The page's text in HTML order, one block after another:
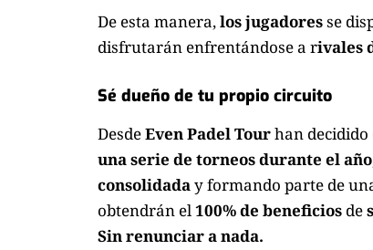
De esta manera,los jugadoresse
disfrutarán enfrentándose a rivales
Sé dueño de tu propio circuito
DesdeEven Padel Tourhan decidido
una serie de torneos durante el año
consolidaday formando parte de
obtendrán el100% de beneficios de
Sin renunciar a nada.